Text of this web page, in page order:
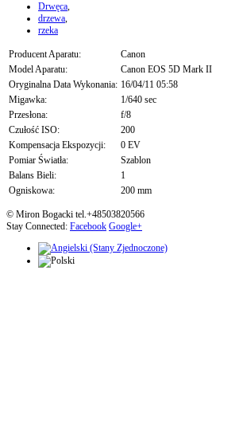
Drwęca,
drzewa,
rzeka
Producent Aparatu:
Canon
Model Aparatu:
Canon EOS 5D Mark II
Oryginalna Data Wykonania: 16/04/11 05:58
Migawka:
1/640 sec
Przesłona:
f/8
Czułość ISO:
200
Kompensacja Ekspozycji:
0 EV
Pomiar Światła:
Szablon
Balans Bieli:
1
Ogniskowa:
200 mm
© Miron Bogacki tel.+48503820566
Stay Connected: Facebook Google+